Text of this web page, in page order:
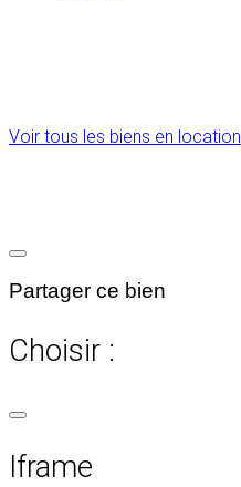
Voir tous les biens en location
Partager ce bien
Choisir :
Iframe